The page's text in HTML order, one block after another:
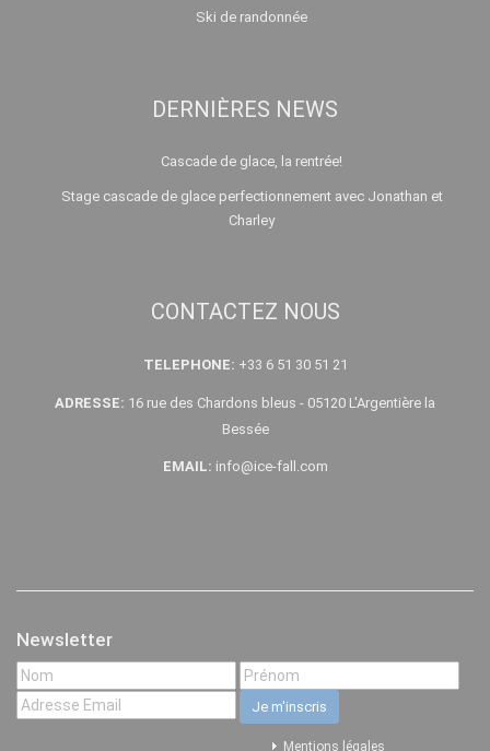
Ski de randonnée
DERNIÈRES NEWS
Cascade de glace, la rentrée!
Stage cascade de glace perfectionnement avec Jonathan et
Charley
CONTACTEZ NOUS
TELEPHONE: +33 6 51 30 51 21
ADRESSE: 16 rue des Chardons bleus - 05120 L'Argentière la
Bessée
EMAIL: info@ice-fall.com
Newsletter
Mentions légales